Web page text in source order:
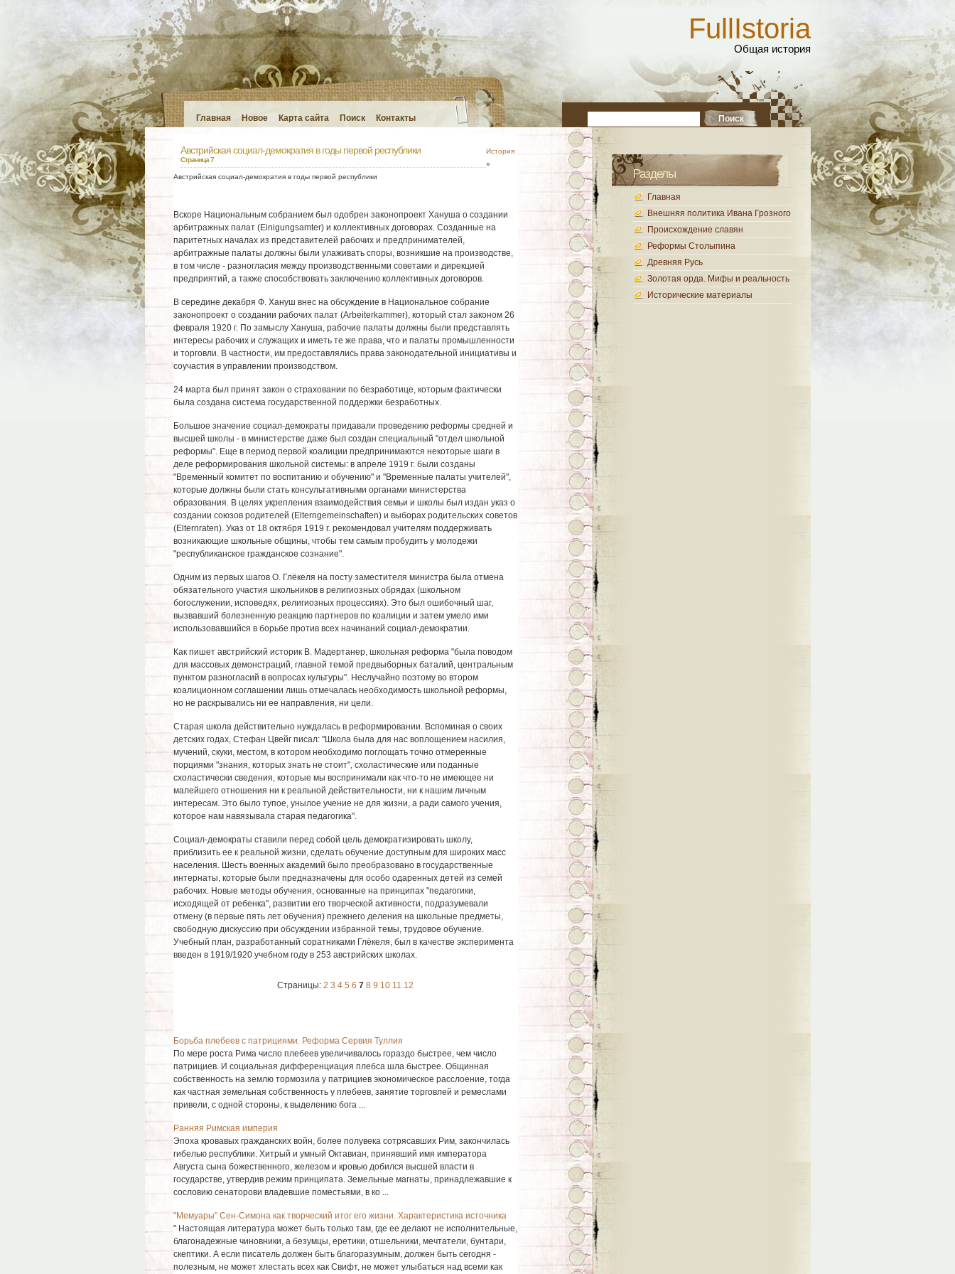
FullIstoria
Общая история
Главная Новое Карта сайта Поиск Контакты
Австрийская социал-демократия в годы первой республики
Страница 7
История
»
Австрийская социал-демократия в годы первой республики
Вскоре Национальным собранием был одобрен законопроект Хануша о создании
арбитражных палат (Einigungsamter) и коллективных договорах. Созданные на
паритетных началах из представителей рабочих и предпринимателей,
арбитражные палаты должны были улаживать споры, возникшие на производстве,
в том числе - разногласия между производственными советами и дирекцией
предприятий, а также способствовать заключению коллективных договоров.
В середине декабря Ф. Хануш внес на обсуждение в Национальное собрание
законопроект о создании рабочих палат (Arbeiterkammer), который стал законом 26
февраля 1920 г. По замыслу Хануша, рабочие палаты должны были представлять
интересы рабочих и служащих и иметь те же права, что и палаты промышленности
и торговли. В частности, им предоставлялись права законодательной инициативы и
соучастия в управлении производством.
24 марта был принят закон о страховании по безработице, которым фактически
была создана система государственной поддержки безработных.
Большое значение социал-демократы придавали проведению реформы средней и
высшей школы - в министерстве даже был создан специальный "отдел школьной
реформы". Еще в период первой коалиции предпринимаются некоторые шаги в
деле реформирования школьной системы: в апреле 1919 г. были созданы
"Временный комитет по воспитанию и обучению" и "Временные палаты учителей",
которые должны были стать консультативными органами министерства
образования. В целях укрепления взаимодействия семьи и школы был издан указ о
создании союзов родителей (Elterngemeinschaften) и выборах родительских советов
(Elternraten). Указ от 18 октября 1919 г. рекомендовал учителям поддерживать
возникающие школьные общины, чтобы тем самым пробудить у молодежи
"республиканское гражданское сознание".
Одним из первых шагов О. Глёкеля на посту заместителя министра была отмена
обязательного участия школьников в религиозных обрядах (школьном
богослужении, исповедях, религиозных процессиях). Это был ошибочный шаг,
вызвавший болезненную реакцию партнеров по коалиции и затем умело ими
использовавшийся в борьбе против всех начинаний социал-демократии.
Как пишет австрийский историк В. Мадертанер, школьная реформа "была поводом
для массовых демонстраций, главной темой предвыборных баталий, центральным
пунктом разногласий в вопросах культуры". Неслучайно поэтому во втором
коалиционном соглашении лишь отмечалась необходимость школьной реформы,
но не раскрывались ни ее направления, ни цели.
Старая школа действительно нуждалась в реформировании. Вспоминая о своих
детских годах, Стефан Цвейг писал: "Школа была для нас воплощением насилия,
мучений, скуки, местом, в котором необходимо поглощать точно отмеренные
порциями "знания, которых знать не стоит", схоластические или поданные
схоластически сведения, которые мы воспринимали как что-то не имеющее ни
малейшего отношения ни к реальной действительности, ни к нашим личным
интересам. Это было тупое, унылое учение не для жизни, а ради самого учения,
которое нам навязывала старая педагогика".
Социал-демократы ставили перед собой цель демократизировать школу,
приблизить ее к реальной жизни, сделать обучение доступным для широких масс
населения. Шесть военных академий было преобразовано в государственные
интернаты, которые были предназначены для особо одаренных детей из семей
рабочих. Новые методы обучения, основанные на принципах "педагогики,
исходящей от ребенка", развитии его творческой активности, подразумевали
отмену (в первые пять лет обучения) прежнего деления на школьные предметы,
свободную дискуссию при обсуждении избранной темы, трудовое обучение.
Учебный план, разработанный соратниками Глёкеля, был в качестве эксперимента
введен в 1919/1920 учебном году в 253 австрийских школах.
Страницы: 2 3 4 5 6 7 8 9 10 11 12
Борьба плебеев с патрициями. Реформа Сервия Туллия
По мере роста Рима число плебеев увеличивалось гораздо быстрее, чем число
патрициев. И социальная дифференциация плебса шла быстрее. Общинная
собственность на землю тормозила у патрициев экономическое расслоение, тогда
как частная земельная собственность у плебеев, занятие торговлей и ремеслами
привели, с одной стороны, к выделению бога ...
Ранняя Римская империя
Эпоха кровавых гражданских войн, более полувека сотрясавших Рим, закончилась
гибелью республики. Хитрый и умный Октавиан, принявший имя императора
Августа сына божественного, железом и кровью добился высшей власти в
государстве, утвердив режим принципата. Земельные магнаты, принадлежавшие к
сословию сенаторови владевшие поместьями, в ко ...
"Мемуары" Сен-Симона как творческий итог его жизни. Характеристика источника
" Настоящая литература может быть только там, где ее делают не исполнительные,
благонадежные чиновники, а безумцы, еретики, отшельники, мечтатели, бунтари,
скептики. А если писатель должен быть благоразумным, должен быть сегодня -
полезным, не может хлестать всех как Свифт, не может улыбаться над всеми как
Разделы
Главная
Внешняя политика Ивана Грозного
Происхождение славян
Реформы Столыпина
Древняя Русь
Золотая орда. Мифы и реальность
Исторические материалы